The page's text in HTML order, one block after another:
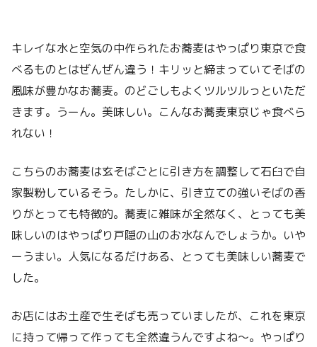
キレイな水と空気の中作られたお蕎麦はやっぱり東京で食
べるものとはぜんぜん違う！キリッと締まっていてそばの
風味が豊かなお蕎麦。のどごしもよくツルツルっといただ
きます。うーん。美味しい。こんなお蕎麦東京じゃ食べら
れない！
こちらのお蕎麦は玄そばごとに引き方を調整して石臼で自
家製粉しているそう。たしかに、引き立ての強いそばの香
りがとっても特徴的。蕎麦に雑味が全然なく、とっても美
味しいのはやっぱり戸隠の山のお水なんでしょうか。いや
ーうまい。人気になるだけある、とっても美味しい蕎麦で
した。
お店にはお土産で生そばも売っていましたが、これを東京
に持って帰って作っても全然違うんですよね〜。やっぱり